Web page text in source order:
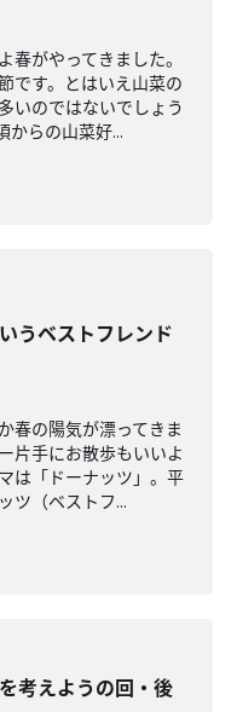
がやってきました。
です。とはいえ山菜の
いのではないでしょう
からの山菜好...
うベストフレンド
春の陽気が漂ってきま
片手にお散歩もいいよ
は「ドーナッツ」。平
ツ（ベストフ...
考えようの回・後